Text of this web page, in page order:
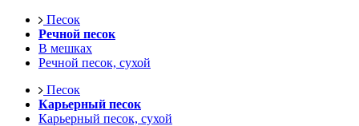
Песок
Речной песок
В мешках
Речной песок, сухой
Песок
Карьерный песок
Карьерный песок, сухой